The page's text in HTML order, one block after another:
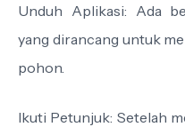
Unduh Aplikasi: Ada
yang dirancang untuk
pohon.
Ikuti Petunjuk: Setelah